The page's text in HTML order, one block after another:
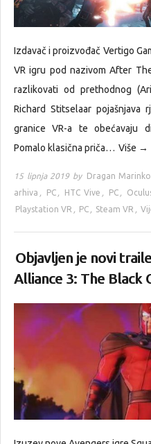
Izdavač i proizvođač Vertigo
VR igru pod nazivom After
razlikovati od prethodnog
Richard Stitselaar pojašnjava
granice VR-a te obećavaju
Pomalo klasična priča… Više →
15 lipnja 2019 by Dragan
arhiva , PC , HTC Vive , PC ,
Playstation VR , PC , Steam VR ,
Objavljen je novi
Alliance 3: The Black